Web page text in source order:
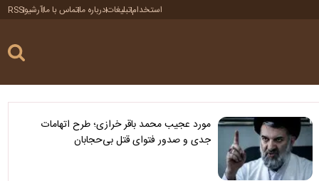
استخدامتبلیغاتدرباره ماتماس با ماآرشیوRSS
مورد عجیب محمد باقر خرازی؛ طرح اتهامات
جدی و صدور فتوای قتل بی‌حجابان